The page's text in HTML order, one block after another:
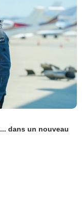
dans un nouveau